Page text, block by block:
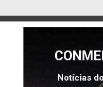
Notícias